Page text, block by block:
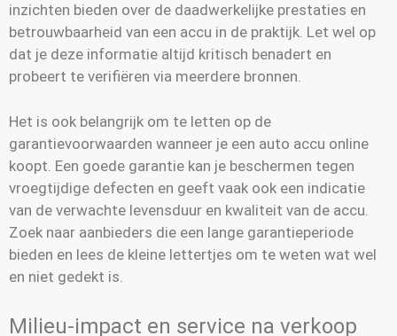
inzichten bieden over de daadwerkelijke prestaties en
betrouwbaarheid van een accu in de praktijk. Let wel op
dat je deze informatie altijd kritisch benadert en
probeert te verifiëren via meerdere bronnen.
Het is ook belangrijk om te letten op de
garantievoorwaarden wanneer je een auto accu online
koopt. Een goede garantie kan je beschermen tegen
vroegtijdige defecten en geeft vaak ook een indicatie
van de verwachte levensduur en kwaliteit van de accu.
Zoek naar aanbieders die een lange garantieperiode
bieden en lees de kleine lettertjes om te weten wat wel
en niet gedekt is.
Milieu-impact en service na verkoop